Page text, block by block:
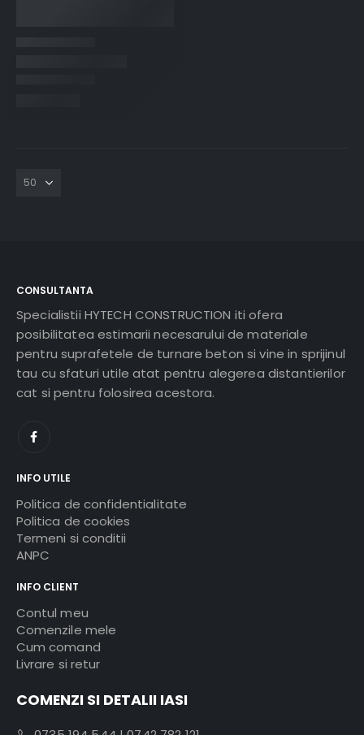
CONSULTANTA
Specialistii HYTECH CONSTRUCTION iti ofera
posibilitatea estimarii necesarului de materiale
pentru suprafetele de turnare beton si vine in sprijinul
tau cu sfaturi utile atat pentru alegerea distantierilor
cat si pentru folosirea acestora.
INFO UTILE
Politica de confidentialitate
Politica de cookies
Termeni si conditii
ANPC
INFO CLIENT
Contul meu
Comenzile mele
Cum comand
Livrare si retur
COMENZI SI DETALII IASI